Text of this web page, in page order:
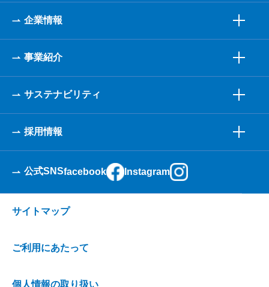
企業情報
事業紹介
サステナビリティ
採用情報
公式SNSfacebook Instagram
サイトマップ
ご利用にあたって
個人情報の取り扱い